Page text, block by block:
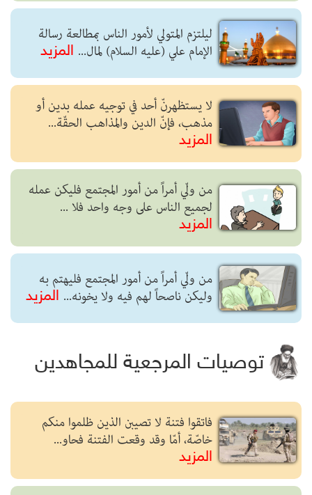
ليلتزم المتولي لأمور الناس بمطالعة رسالة
الإمام علي (عليه السلام) لمال... المزيد
لا يستظهرنّ أحد في توجيه عمله بدين أو
مذهب، فإنّ الدين والمذاهب الحقّة...
المزيد
من ولّي أمراً من أمور المجتمع فليكن عمله
لجميع الناس على وجه واحد فلا ...
المزيد
من ولّي أمراً من أمور المجتمع فليهتم به
وليكن ناصحاً لهم فيه ولا يخونه... المزيد
توصيات المرجعية للمجاهدين
فاتقوا فتنة لا تصيبن الذين ظلموا منكم
خاصّة، أمّا وقد وقعت الفتنة فحاو...
المزيد